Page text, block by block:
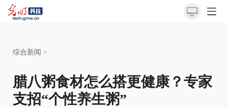
综合新闻 >
腊八粥食材怎么搭更健康？专家
支招“个性养生粥”